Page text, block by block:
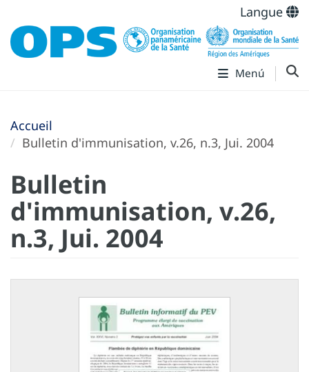
Langue
Menú
Accueil
Bulletin d'immunisation, v.26, n.3, Jui. 2004
Bulletin
d'immunisation, v.26,
n.3, Jui. 2004